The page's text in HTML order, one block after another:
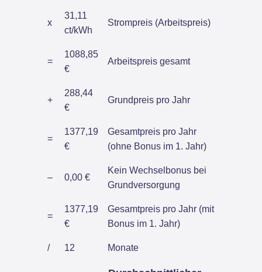
x
31,11
ct/kWh
Strompreis (Arbeitspreis)
=
1088,85
€
Arbeitspreis gesamt
+
288,44
€
Grundpreis pro Jahr
=
1377,19
€
Gesamtpreis pro Jahr
(ohne Bonus im 1. Jahr)
– 0,00 €
Kein Wechselbonus bei
Grundversorgung
=
1377,19
€
Gesamtpreis pro Jahr (mit
Bonus im 1. Jahr)
/ 12 Monate